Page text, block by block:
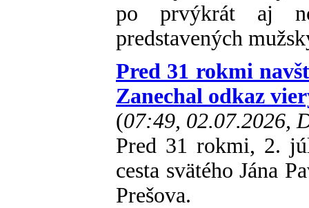
po prvýkrát aj
predstavených
Pred 31 rokmi
Zanechal odkaz
(07:49, 02.07.2026,
Pred 31 rokmi, 2.
cesta svätého Jána
Prešova.